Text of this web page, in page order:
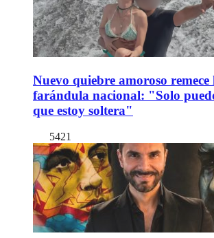
Nuevo quiebre amoroso remece
farándula nacional: "Solo
que estoy soltera"
5421